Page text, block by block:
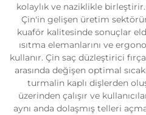
kolaylık ve naziklikle
Çin'in gelişen üretim
kuaför kalitesinde sonuçlar
ısıtma elemanlarını ve
kullanır. Çin saç düzleştirici
arasında değişen optimal
turmalin kaplı dişlerden
üzerinden çalışır ve
aynı anda dolaşmış telleri